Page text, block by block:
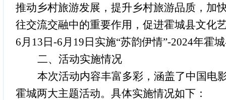
推动乡村旅游发展 ， 提升乡村旅游品质，加
往交流交融中的重要作用，促进霍城县文化
6月13日-6月19日 实施“苏韵伊情”-2024年霍
二、活动实施情况
本次活动内容丰富多彩，涵盖了中国电
霍城两大主题活动。具体实施情况如下：